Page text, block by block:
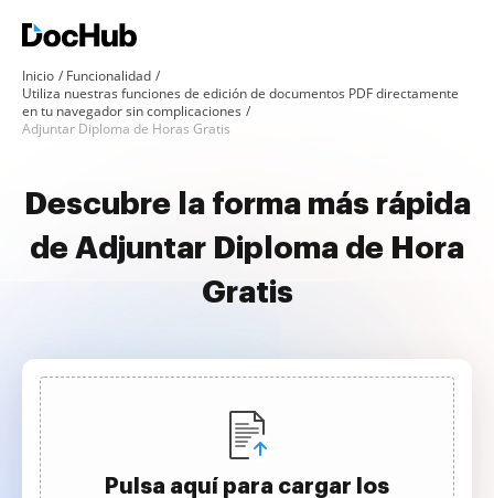
Inicio
Funcionalidad
Utiliza nuestras funciones de edición de documentos PDF directamente
en tu navegador sin complicaciones
Adjuntar Diploma de Horas Gratis
Descubre la forma más rápida
de Adjuntar Diploma de Hora
Gratis
Pulsa aquí para cargar los